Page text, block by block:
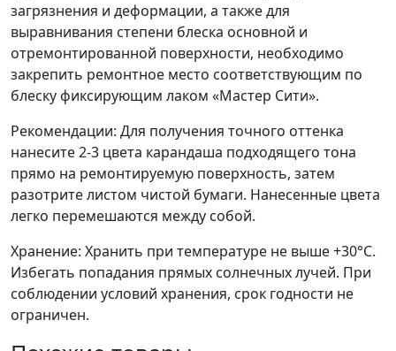
загрязнения и деформации, а также для
выравнивания степени блеска основной и
отремонтированной поверхности, необходимо
закрепить ремонтное место соответствующим по
блеску фиксирующим лаком «Мастер Сити».
Рекомендации: Для получения точного оттенка
нанесите 2-3 цвета карандаша подходящего тона
прямо на ремонтируемую поверхность, затем
разотрите листом чистой бумаги. Нанесенные цвета
легко перемешаются между собой.
Хранение: Хранить при температуре не выше +30°С.
Избегать попадания прямых солнечных лучей. При
соблюдении условий хранения, срок годности не
ограничен.